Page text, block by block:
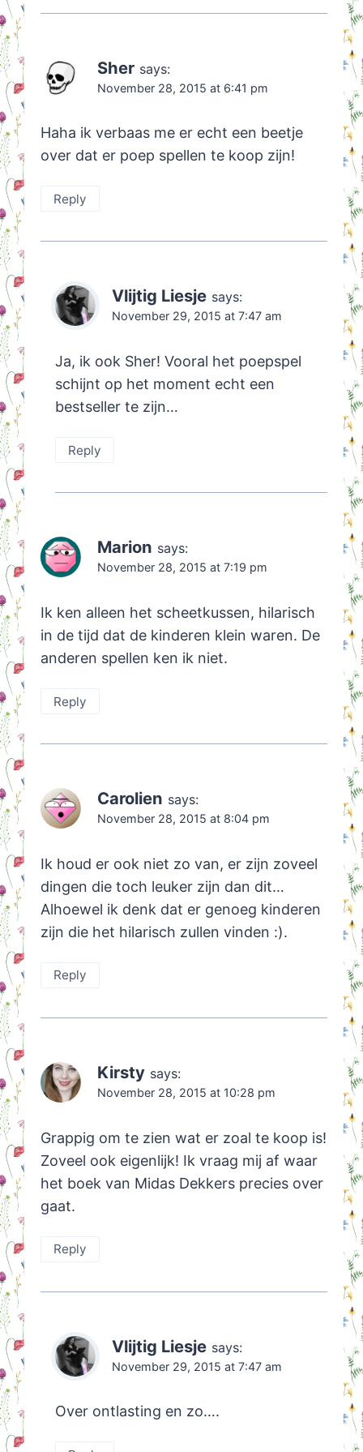
Sher says:
November 28, 2015 at 6:41 pm
Haha ik verbaas me er echt een beetje
over dat er poep spellen te koop zijn!
Reply
Vlijtig Liesje says:
November 29, 2015 at 7:47 am
Ja, ik ook Sher! Vooral het poepspel
schijnt op het moment echt een
bestseller te zijn…
Reply
Marion says:
November 28, 2015 at 7:19 pm
Ik ken alleen het scheetkussen, hilarisch
in de tijd dat de kinderen klein waren. De
anderen spellen ken ik niet.
Reply
Carolien says:
November 28, 2015 at 8:04 pm
Ik houd er ook niet zo van, er zijn zoveel
dingen die toch leuker zijn dan dit…
Alhoewel ik denk dat er genoeg kinderen
zijn die het hilarisch zullen vinden :).
Reply
Kirsty says:
November 28, 2015 at 10:28 pm
Grappig om te zien wat er zoal te koop is!
Zoveel ook eigenlijk! Ik vraag mij af waar
het boek van Midas Dekkers precies over
gaat.
Reply
Vlijtig Liesje says:
November 29, 2015 at 7:47 am
Over ontlasting en zo….